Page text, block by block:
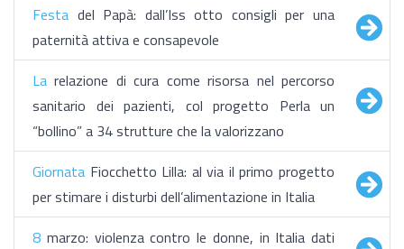
Festa del Papà: dall’Iss otto consigli per una
paternità attiva e consapevole
La relazione di cura come risorsa nel percorso
sanitario dei pazienti, col progetto Perla un
“bollino” a 34 strutture che la valorizzano
Giornata Fiocchetto Lilla: al via il primo progetto
per stimare i disturbi dell’alimentazione in Italia
8 marzo: violenza contro le donne, in Italia dati